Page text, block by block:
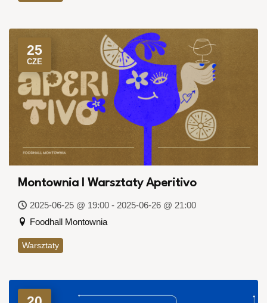
25
CZE
Montownia I Warsztaty Aperitivo
2025-06-25 @ 19:00 - 2025-06-26 @ 21:00
Foodhall Montownia
Warsztaty